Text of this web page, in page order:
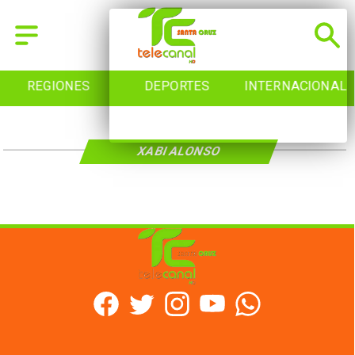
REGIONES DEPORTES INTERNACIONAL
XABI ALONSO